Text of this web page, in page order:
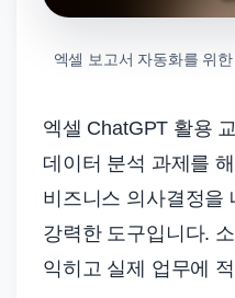
엑셀 보고서 자동화를 위
엑셀 ChatGPT 활용
데이터 분석 과제를
비즈니스 의사결정을
강력한 도구입니다.
익히고 실제 업무에